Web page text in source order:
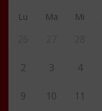
Lu Ma Mi
2 3 4
9 10 11